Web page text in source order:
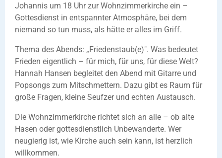
Johannis um 18 Uhr zur Wohnzimmerkirche ein –
Gottesdienst in entspannter Atmosphäre, bei dem
niemand so tun muss, als hätte er alles im Griff.
Thema des Abends: „Friedenstaub(e)". Was bedeutet
Frieden eigentlich – für mich, für uns, für diese Welt?
Hannah Hansen begleitet den Abend mit Gitarre und
Popsongs zum Mitschmettern. Dazu gibt es Raum für
große Fragen, kleine Seufzer und echten Austausch.
Die Wohnzimmerkirche richtet sich an alle – ob alte
Hasen oder gottesdienstlich Unbewanderte. Wer
neugierig ist, wie Kirche auch sein kann, ist herzlich
willkommen.